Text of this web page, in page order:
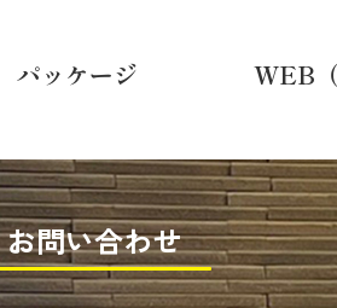
パッケージ WEB
お問い合わせ